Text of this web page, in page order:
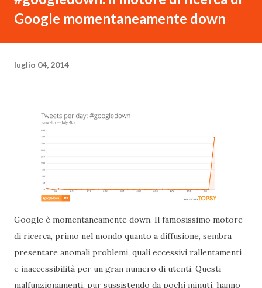
Google momentaneamente down
luglio 04, 2014
Google è momentaneamente down. Il famosissimo motore
di ricerca, primo nel mondo quanto a diffusione, sembra
presentare anomali problemi, quali eccessivi rallentamenti
e inaccessibilità per un gran numero di utenti. Questi
malfunzionamenti, pur sussistendo da pochi minuti, hanno